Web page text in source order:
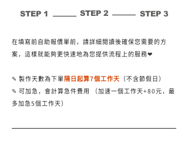
STEP 1 STEP 2 STEP 3
在填寫前自助報價單前，請詳細閱讀後確保您需要的方
案，這樣就能夠更快速地為您提供流程上的服務❤
✎ 製作天數為下單隔日起算7個工作天 （不含節假日）
✎ 可加急，會計算急件費用 （加速一個工作天+80元，最
多加急5個工作天）